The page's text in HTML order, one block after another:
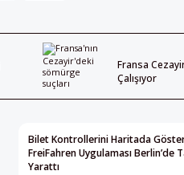
Fransa
Çalışıyor
Bilet Kontrollerini Haritada
FreiFahren Uygulaması Berlin’de
Yarattı